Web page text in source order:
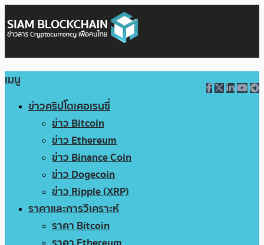
เมนู
ข่าวคริปโตเคอเรนซี่
ข่าว Bitcoin
ข่าว Ethereum
ข่าว Binance Coin
ข่าว Dogecoin
ข่าว Ripple (XRP)
ราคาและการวิเคราะห์
ราคา Bitcoin